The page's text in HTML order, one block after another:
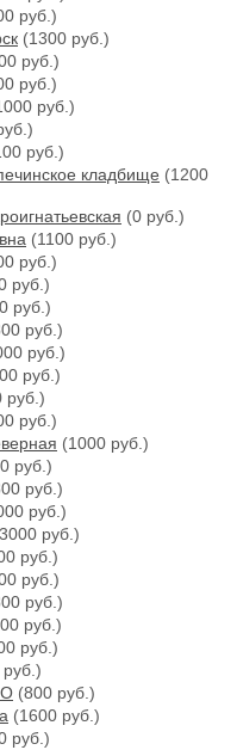
руб.)
(1300 руб.)
руб.)
руб.)
руб.)
руб.)
кладбище (1200
(0 руб.)
(1100 руб.)
руб.)
руб.)
руб.)
руб.)
руб.)
руб.)
руб.)
руб.)
(1000 руб.)
руб.)
руб.)
руб.)
руб.)
руб.)
руб.)
руб.)
руб.)
руб.)
(800 руб.)
(1600 руб.)
руб.)